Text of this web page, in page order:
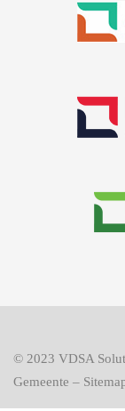
© 2023 VDSA
Gemeente –